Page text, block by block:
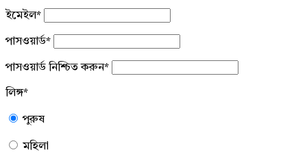
ইমেইল*
পাসওয়ার্ড*
পাসওয়ার্ড নিশ্চিত করুন*
লিঙ্গ*
পুরুষ
মহিলা